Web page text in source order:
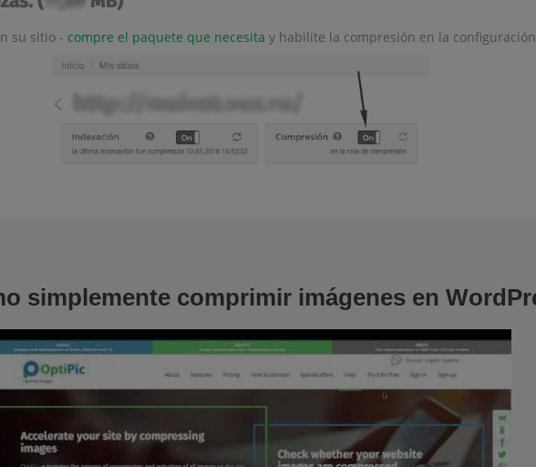
su sitio - compre el paquete que necesita y habilite la compresión en la
simplemente comprimir imágenes en